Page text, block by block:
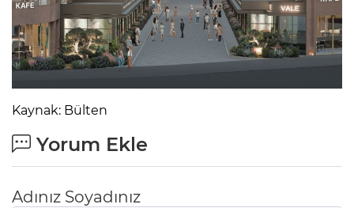
Kaynak: Bülten
Yorum Ekle
Adınız Soyadınız